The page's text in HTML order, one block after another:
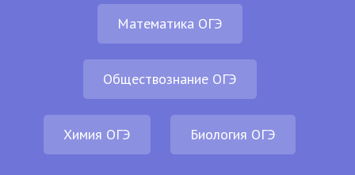
Математика ОГЭ
Обществознание ОГЭ
Химия ОГЭ Биология ОГЭ